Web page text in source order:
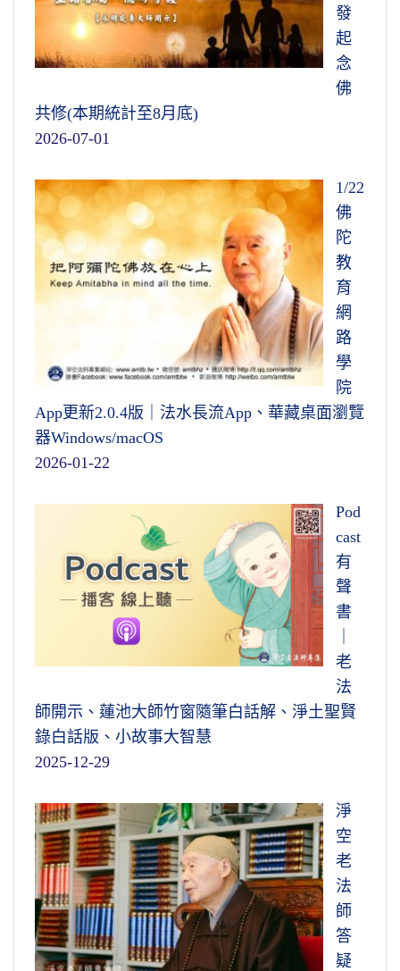
發
起
念
佛
共修(本期統計至8月底)
2026-07-01
1/22
佛
陀
教
育
網
路
學
院
App更新2.0.4版｜法水長流App、華藏桌面瀏覽
器Windows/macOS
2026-01-22
Pod
cast
有
聲
書
老
法
師開示、蓮池大師竹窗隨筆白話解、淨土聖賢
錄白話版、小故事大智慧
2025-12-29
淨
空
老
法
師
答
疑